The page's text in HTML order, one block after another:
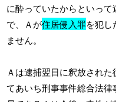
に酔っていたからといっ
で、Ａが住居侵入罪を犯し
ません。
Ａは逮捕翌日に釈放された
てあいち刑事事件総合法